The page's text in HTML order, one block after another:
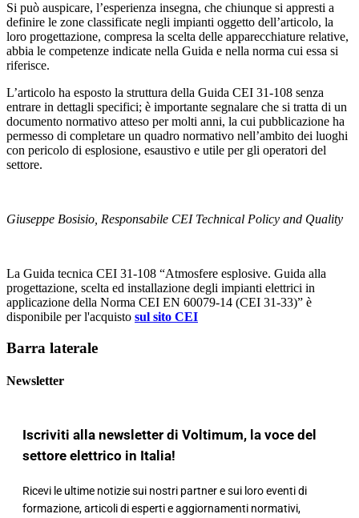
Si può auspicare, l’esperienza insegna, che chiunque si appresti a
definire le zone classificate negli impianti oggetto dell’articolo, la
loro progettazione, compresa la scelta delle apparecchiature relative,
abbia le competenze indicate nella Guida e nella norma cui essa si
riferisce.
L’articolo ha esposto la struttura della Guida CEI 31-108 senza
entrare in dettagli specifici; è importante segnalare che si tratta di un
documento normativo atteso per molti anni, la cui pubblicazione ha
permesso di completare un quadro normativo nell’ambito dei luoghi
con pericolo di esplosione, esaustivo e utile per gli operatori del
settore.
Giuseppe Bosisio, Responsabile CEI Technical Policy and Quality
La Guida tecnica CEI 31-108 “Atmosfere esplosive. Guida alla
progettazione, scelta ed installazione degli impianti elettrici in
applicazione della Norma CEI EN 60079-14 (CEI 31-33)” è
disponibile per l'acquisto sul sito CEI
Barra laterale
Newsletter
Iscriviti alla newsletter di Voltimum, la voce del
settore elettrico in Italia!
Ricevi le ultime notizie sui nostri partner e sui loro eventi di
formazione, articoli di esperti e aggiornamenti normativi,